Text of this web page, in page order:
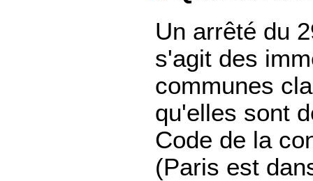
Un arrêté du
s'agit des
communes
qu'elles sont
Code de la
(Paris est